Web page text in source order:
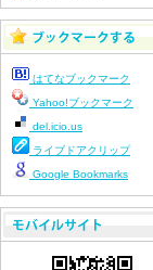
はてなブックマーク
Yahoo!ブックマーク
del.icio.us
ライブドアクリップ
Google Bookmarks